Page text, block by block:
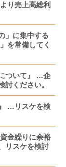
り売上高総利
」に集中する
を常備してく
ついて』 …企
ください。
…リスケを検
金繰りに余裕
リスケを検討